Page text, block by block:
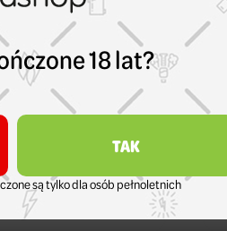
18 lat?
TAK
są tylko dla osób pełnoletnich